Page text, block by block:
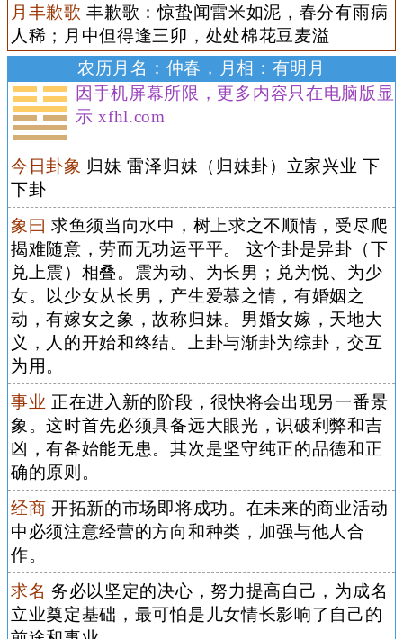
月丰歉歌 丰歉歌：惊蛰闻雷米如泥，春分有雨病
人稀；月中但得逢三卯，处处棉花豆麦溢
农历月名：仲春，月相：有明月
因手机屏幕所限，更多内容只在电脑版显
示 xfhl.com
今日卦象 归妹 雷泽归妹（归妹卦）立家兴业 下
下卦
象曰 求鱼须当向水中，树上求之不顺情，受尽爬
揭难随意，劳而无功运平平。 这个卦是异卦（下
兑上震）相叠。震为动、为长男；兑为悦、为少
女。以少女从长男，产生爱慕之情，有婚姻之
动，有嫁女之象，故称归妹。男婚女嫁，天地大
义，人的开始和终结。上卦与渐卦为综卦，交互
为用。
事业 正在进入新的阶段，很快将会出现另一番景
象。这时首先必须具备远大眼光，识破利弊和吉
凶，有备始能无患。其次是坚守纯正的品德和正
确的原则。
经商 开拓新的市场即将成功。在未来的商业活动
中必须注意经营的方向和种类，加强与他人合
作。
求名 务必以坚定的决心，努力提高自己，为成名
立业奠定基础，最可怕是儿女情长影响了自己的